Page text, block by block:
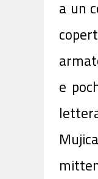
a un
e